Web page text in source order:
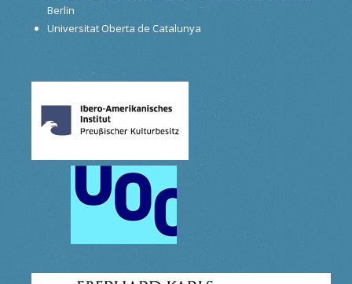
Berlin
Universitat Oberta de Catalunya